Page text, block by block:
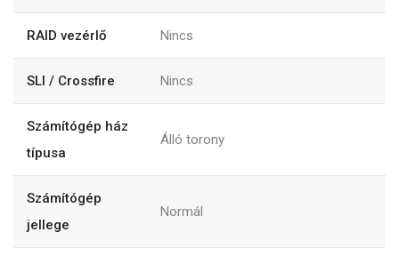
RAID vezérlő Nincs
SLI / Crossfire Nincs
Számítógép ház
típusa
Álló torony
Számítógép
jellege
Normál